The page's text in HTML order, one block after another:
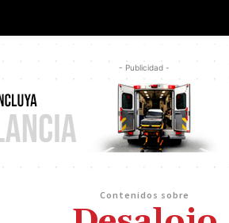
- Publicidad -
Contenidos sobre